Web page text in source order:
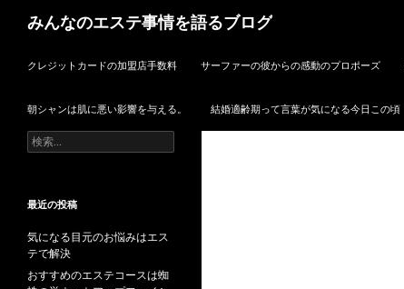
みんなのエステ事情を語るブログ
クレジットカードの加盟店手数料
サーファーの彼からの感動のプロポーズ
朝シャンは肌に悪い影響を与える。 結婚適齢期って言葉が気になる今日この頃
検
索:
最近の投稿
気になる目元のお悩みはエス
テで解決
おすすめのエステコースは蜘